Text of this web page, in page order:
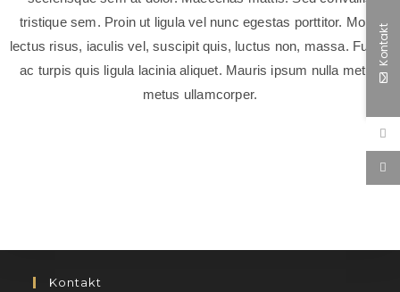
tristique sem. Proin ut ligula vel nunc egestas porttitor. Morbi
lectus risus, iaculis vel, suscipit quis, luctus non, massa. Fusce
ac turpis quis ligula lacinia aliquet. Mauris ipsum nulla metus
metus ullamcorper.
Kontakt
Kontakt